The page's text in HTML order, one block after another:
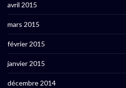
avril 2015
mars 2015
février 2015
janvier 2015
décembre 2014